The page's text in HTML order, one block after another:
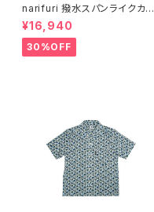
narifuri 撥水スパンライクカー
ゴジョガーズ
¥16,940
30%OFF